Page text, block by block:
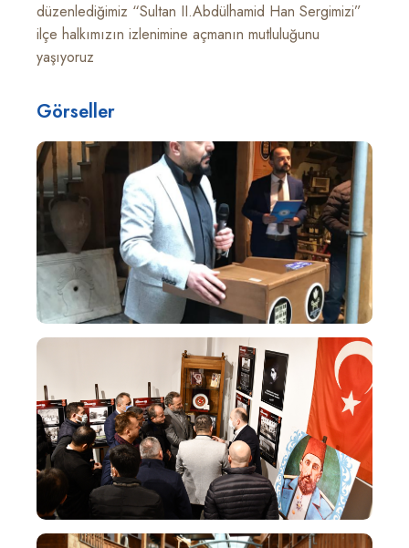
düzenlediğimiz “Sultan II.Abdülhamid Han Sergimizi”
ilçe halkımızın izlenimine açmanın mutluluğunu
yaşıyoruz
Görseller